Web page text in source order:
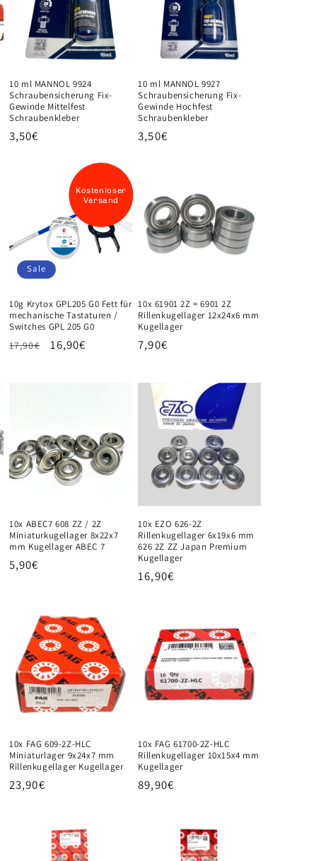
10 ml MANNOL 9924
Schraubensicherung Fix-
Gewinde Mittelfest
Schraubenkleber
Normaler
3,50€
10 ml MANNOL 9927
Schraubensicherung Fix-
Gewinde Hochfest
Schraubenkleber
Normaler
3,50€
Kostenloser
Versand
Sale
10g Krytox GPL205 G0 Fett für
mechanische Tastaturen /
Switches GPL 205 G0
Normaler
17,90€ Verkaufspreis
16,90€
10x 61901 2Z = 6901 2Z
Rillenkugellager 12x24x6 mm
Kugellager
Normaler
7,90€
10x ABEC7 608 ZZ / 2Z
Miniaturkugellager 8x22x7
mm Kugellager ABEC 7
Normaler
5,90€
10x EZO 626-2Z
Rillenkugellager 6x19x6 mm
626 2Z ZZ Japan Premium
Kugellager
Normaler
16,90€
10x FAG 609-2Z-HLC
Miniaturlager 9x24x7 mm
Rillenkugellager Kugellager
Normaler
23,90€
10x FAG 61700-2Z-HLC
Rillenkugellager 10x15x4 mm
Kugellager
Normaler
89,90€